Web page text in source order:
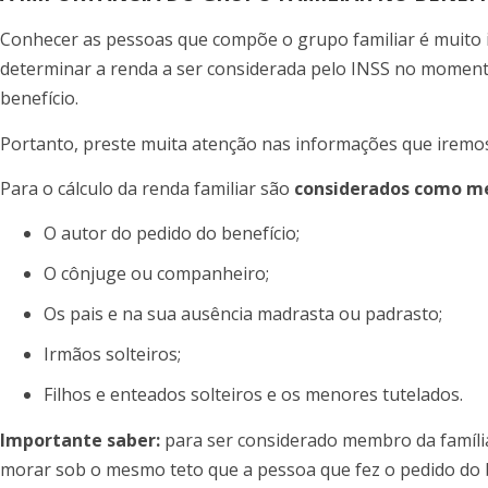
Conhecer as pessoas que compõe o grupo familiar é
determinar a renda a ser considerada pelo INSS no
benefício.
Portanto, preste muita atenção nas informações que
Para o cálculo da renda familiar são considerados como
O autor do pedido do benefício;
O cônjuge ou companheiro;
Os pais e na sua ausência madrasta ou padrasto;
Irmãos solteiros;
Filhos e enteados solteiros e os menores tutelados.
Importante saber: para ser considerado membro da
morar sob o mesmo teto que a pessoa que fez o pedido